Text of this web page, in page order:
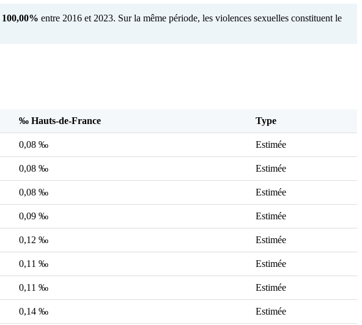
100,00% entre 2016 et 2023. Sur la même période, les violences sexuelles constituent le
‰ Hauts-de-France Type
0,08 ‰ Estimée
0,08 ‰ Estimée
0,08 ‰ Estimée
0,09 ‰ Estimée
0,12 ‰ Estimée
0,11 ‰ Estimée
0,11 ‰ Estimée
0,14 ‰ Estimée